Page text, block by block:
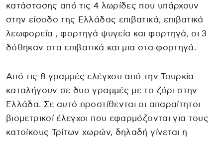
κατάστασης από τις 4 λωρίδες που υπάρχουν
στην είσοδο της Ελλάδας επιβατικά, επιβατικά
λεωφορεία , φορτηγά ψυγεία και φορτηγά, οι 3
δόθηκαν στα επιβατικά και μια στα φορτηγά.
Από τις 8 γραμμές ελέγχου από την Τουρκία
καταλήγουν σε δυο γραμμές με το ζόρι στην
Ελλάδα. Σε αυτό προστίθενται οι απαραίτητοι
βιομετρικοί έλεγχοι που εφαρμόζονται για τους
κατοίκους Τρίτων χωρών, δηλαδή γίνεται η